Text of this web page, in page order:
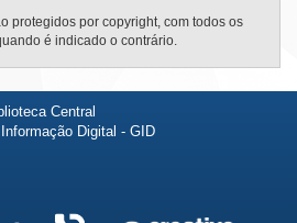
protegidos por copyright, com todos os
é indicado o contrário.
Central
Digital - GID